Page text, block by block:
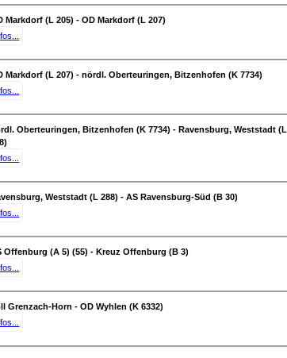
Markdorf (L 205) - OD Markdorf (L 207)
Markdorf (L 207) - nördl. Oberteuringen, Bitzenhofen (K 7734)
Oberteuringen, Bitzenhofen (K 7734) - Ravensburg, Weststadt (L
Weststadt (L 288) - AS Ravensburg-Süd (B 30)
Offenburg (A 5) (55) - Kreuz Offenburg (B 3)
Grenzach-Horn - OD Wyhlen (K 6332)